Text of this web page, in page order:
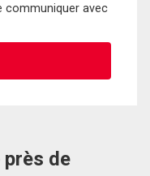
communiquer avec
de